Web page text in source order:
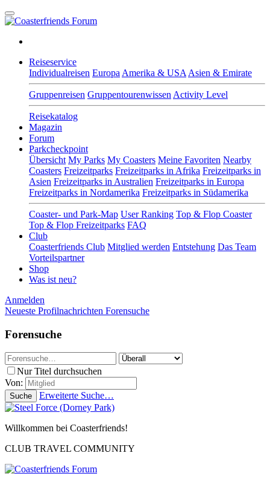
Reiseservice
Individualreisen Europa Amerika & USA Asien & Emirate
Gruppenreisen Gruppentourenwissen Activity Level
Reisekatalog
Magazin
Forum
Parkcheckpoint
Übersicht My Parks My Coasters Meine Favoriten Nearby
Coasters Freizeitparks Freizeitparks in Afrika Freizeitparks in
Asien Freizeitparks in Australien Freizeitparks in Europa
Freizeitparks in Nordamerika Freizeitparks in Südamerika
Coaster- und Park-Map User Ranking Top & Flop Coaster
Top & Flop Freizeitparks FAQ
Club
Coasterfriends Club Mitglied werden Entstehung Das Team
Vorteilspartner
Shop
Was ist neu?
Anmelden
Neueste Profilnachrichten Forensuche
Forensuche
Nur Titel durchsuchen
Von:
Suche Erweiterte Suche…
Willkommen bei Coasterfriends!
CLUB TRAVEL COMMUNITY